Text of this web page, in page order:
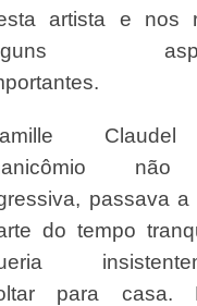
artista e nos
passava a
do tempo
para casa.